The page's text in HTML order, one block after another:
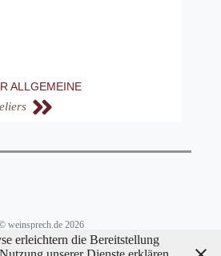
ALLGEMEINE
weinsprech.de 2026
Datenschutz
erleichtern die Bereitstellung